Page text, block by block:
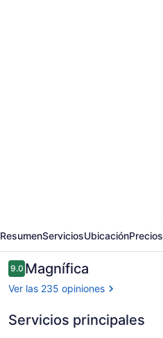
Suva
ResumenServiciosUbicaciónPrecios
Opiniones
9.09.0 de 10,
Magnífica
Ver las 235 opiniones
Servicios principales